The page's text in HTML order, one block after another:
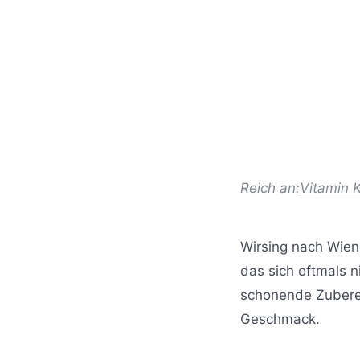
Reich an:Vitamin
Wirsing nach
das sich oftmals
schonende
Geschmack.